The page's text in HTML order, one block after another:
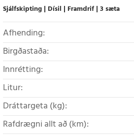
Sjálfskipting Dísil Framdrif 3 sæta
Afhending:
Birgðastaða:
Innrétting:
Litur:
Dráttargeta (kg):
Rafdrægni allt að (km):